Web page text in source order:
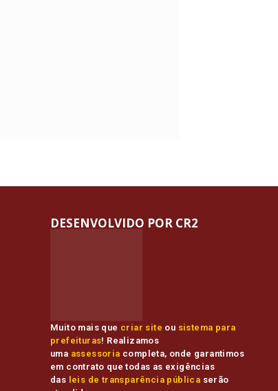
Muito mais que criar site ou sistema para
prefeituras! Realizamos
uma assessoria completa, onde garantimos
em contrato que todas as exigências
das leis de transparência pública serão
DESENVOLVIDO POR CR2